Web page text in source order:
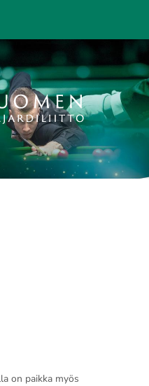
Biljardiliitto ry
on paikka myös